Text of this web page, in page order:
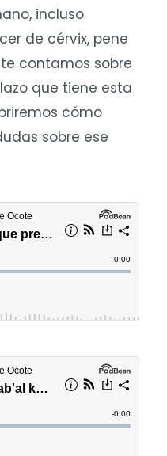
incluso
de cérvix, pene
contamos sobre
que tiene esta
cómo
sobre ese